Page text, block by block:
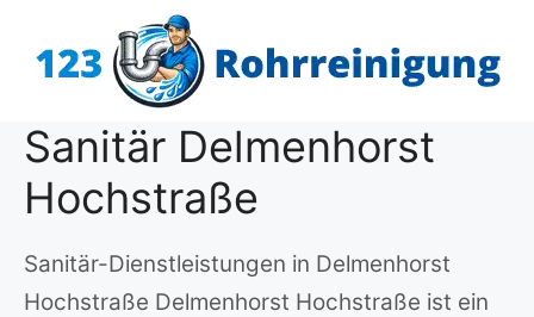
Inhalt
Sanitär Delmenhorst
Hochstraße
Sanitär-Dienstleistungen in Delmenhorst
Hochstraße Delmenhorst Hochstraße ist ein